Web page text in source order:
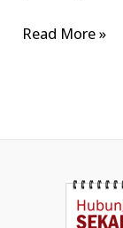
Read More »